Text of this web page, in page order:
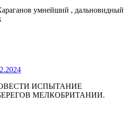
умнейший , дальновидный
ИСПЫТАНИЕ
МЕЛКОБРИТАНИИ.